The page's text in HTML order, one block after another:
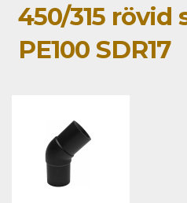
450/315
PE100 SDR17